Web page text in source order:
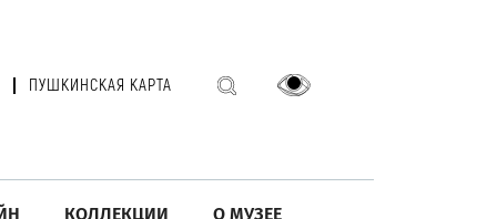
ПУШКИНСКАЯ КАРТА
КОЛЛЕКЦИИ О МУЗЕЕ